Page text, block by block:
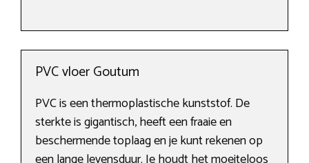
PVC vloer Goutum
PVC is een thermoplastische kunststof. De
sterkte is gigantisch, heeft een fraaie en
beschermende toplaag en je kunt rekenen op